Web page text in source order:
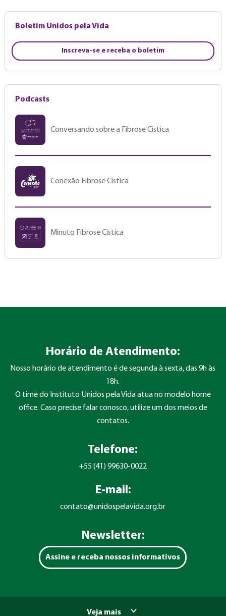
Boletim Unidos pela Vida
Inscreva-se e receba o boletim
Podcasts
Conversando sobre a Fibrose Cística
Conexão Fibrose Cística
Minuto Fibrose Cística
Horário de Atendimento:
Nosso horário de atendimento é de segunda à sexta, das 9h às
18h.
O time do Instituto Unidos pela Vida atua no modelo home
office. Caso precise falar conosco, utilize um dos meios de
contatos.
Telefone:
+55 (41) 99630-0022
E-mail:
contato@unidospelavida.org.br
Newsletter:
Assine e receba nossos informativos
Veja mais